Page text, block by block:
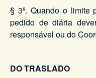
§ 3º. Quando o limite
pedido de diária
responsável ou do
DO TRASLADO